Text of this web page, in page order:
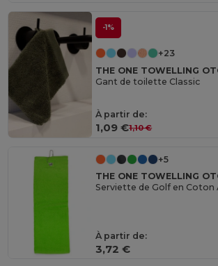
-1%
+23
THE ONE TOWELLING
Gant de toilette Classic
À partir de:
1,09 €1,10 €
+5
THE ONE TOWELLING
À partir de:
3,72 €